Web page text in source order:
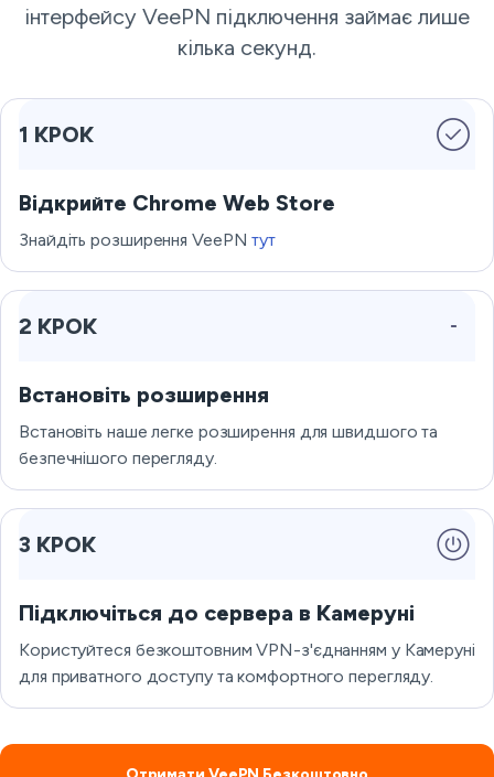
інтерфейсу VeePN підключення займає лише
кілька секунд.
1 КРОК
Відкрийте Chrome Web Store
Знайдіть розширення VeePNтут
2 КРОК
Встановіть розширення
Встановіть наше легке розширення для швидшого та
безпечнішого перегляду.
3 КРОК
Підключіться до сервера в Камеруні
Користуйтеся безкоштовним VPN-з'єднанням у Камеруні
для приватного доступу та комфортного перегляду.